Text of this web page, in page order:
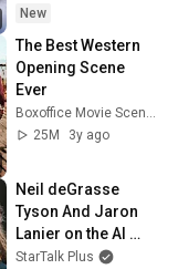
Carrington! Indiana
basketball
New
The Best Western
Opening Scene
Ever
Boxoffice Movie Scenes
25M
3y ago
Neil deGrasse
Tyson And Jaron
Lanier on the AI
Illusion
StarTalk Plus